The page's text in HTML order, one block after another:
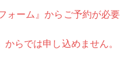
ォーム』からご予約が必要
らでは申し込めません。